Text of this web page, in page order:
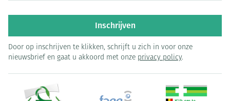
Inschrijven
Door op inschrijven te klikken, schrijft u zich in voor onze
nieuwsbrief en gaat u akkoord met onze privacy policy.